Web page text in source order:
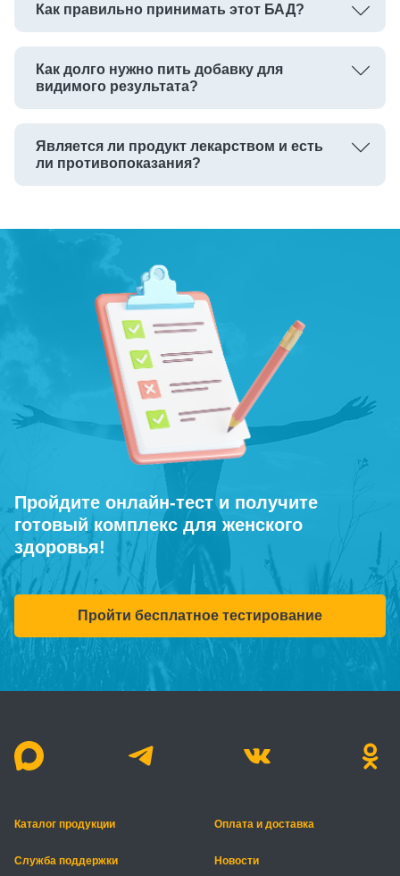
Как правильно принимать этот БАД?
Как долго нужно пить добавку для
видимого результата?
Является ли продукт лекарством и есть
ли противопоказания?
Пройдите онлайн-тест и получите
готовый комплекс для женского
здоровья!
Пройти бесплатное тестирование
Каталог продукции Оплата и доставка
Служба поддержки Новости